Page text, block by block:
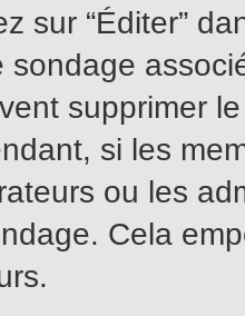
sur “Éditer”
sondage
supprimer
si les
ou les
Cela